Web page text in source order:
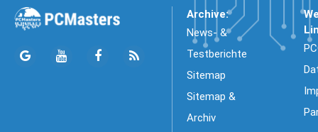
Archive:
News- &
Testberichte
Sitemap
Sitemap &
Archiv